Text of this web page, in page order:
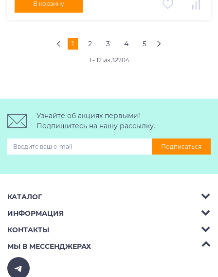
В корзину
1 2 3 4 5
1 - 12 из 32204
Узнайте об акциях первыми!
Подпишитесь на нашу рассылку.
Подписаться
КАТАЛОГ
Багажник на крышу авто
Автобоксы
Крепления велосипедов на авто
Крепления лыж и сноубордов на авто
ИНФОРМАЦИЯ
Аренда
Ремонт
Доставка
КОНТАКТЫ
Телефон: 8 (495) 2367486
Бесплатно РФ:
E-mail:
МЫ В МЕССЕНДЖЕРАХ